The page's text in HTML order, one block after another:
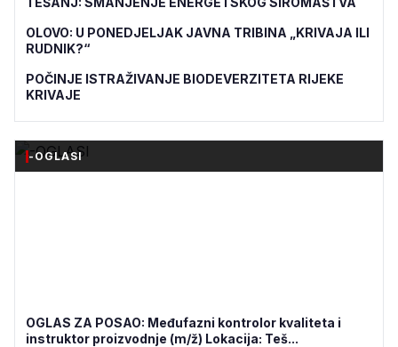
OLOVO: U PONEDJELJAK JAVNA TRIBINA „KRIVAJA ILI
RUDNIK?“
POČINJE ISTRAŽIVANJE BIODEVERZITETA RIJEKE
KRIVAJE
-OGLASI
OGLAS ZA POSAO: Međufazni kontrolor kvaliteta i
instruktor proizvodnje (m/ž) Lokacija: Teš...